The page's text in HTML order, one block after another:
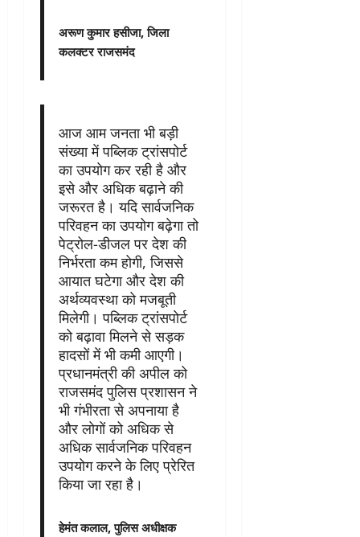
अरूण कुमार हसीजा, जिला
कलक्टर राजसमंद
आज आम जनता भी बड़ी
संख्या में पब्लिक ट्रांसपोर्ट
का उपयोग कर रही है और
इसे और अधिक बढ़ाने की
जरूरत है। यदि सार्वजनिक
परिवहन का उपयोग बढ़ेगा तो
पेट्रोल-डीजल पर देश की
निर्भरता कम होगी, जिससे
आयात घटेगा और देश की
अर्थव्यवस्था को मजबूती
मिलेगी। पब्लिक ट्रांसपोर्ट
को बढ़ावा मिलने से सड़क
हादसों में भी कमी आएगी।
प्रधानमंत्री की अपील को
राजसमंद पुलिस प्रशासन ने
भी गंभीरता से अपनाया है
और लोगों को अधिक से
अधिक सार्वजनिक परिवहन
उपयोग करने के लिए प्रेरित
किया जा रहा है।
हेमंत कलाल, पुलिस अधीक्षक